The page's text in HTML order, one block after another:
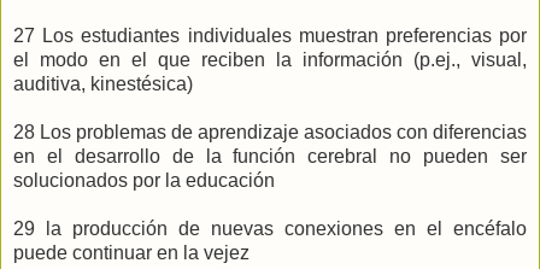
27 Los estudiantes individuales muestran preferencias por
el modo en el que reciben la información (p.ej., visual,
auditiva, kinestésica)
28 Los problemas de aprendizaje asociados con diferencias
en el desarrollo de la función cerebral no pueden ser
solucionados por la educación
29 la producción de nuevas conexiones en el encéfalo
puede continuar en la vejez